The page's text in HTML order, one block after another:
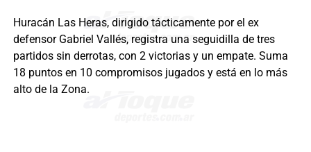
Huracán Las Heras, dirigido tácticamente por el ex
defensor Gabriel Vallés, registra una seguidilla de tres
partidos sin derrotas, con 2 victorias y un empate. Suma
18 puntos en 10 compromisos jugados y está en lo más
alto de la Zona.